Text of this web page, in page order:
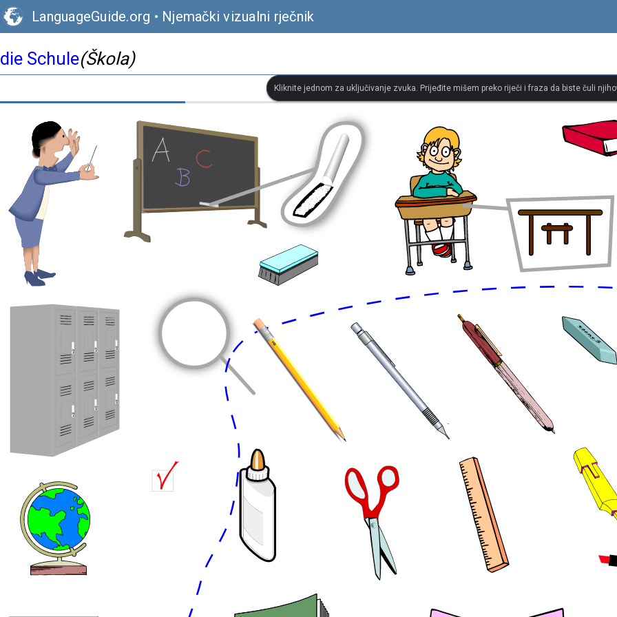
LanguageGuide.org • Njemački vizualni rječnik
die Schule(Škola)
Kliknite jednom za uključivanje zvuka. Prijeđite mišem preko riječi i fraza da biste čuli